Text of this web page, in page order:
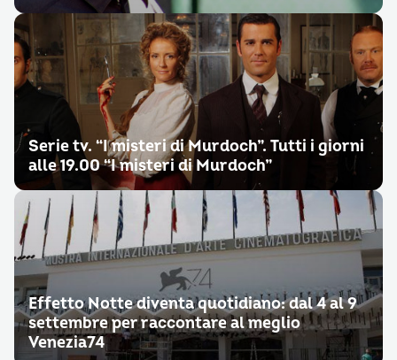
Serie tv. “I misteri di Murdoch”. Tutti i giorni
alle 19.00 “I misteri di Murdoch”
Effetto Notte diventa quotidiano: dal 4 al 9
settembre per raccontare al meglio
Venezia74